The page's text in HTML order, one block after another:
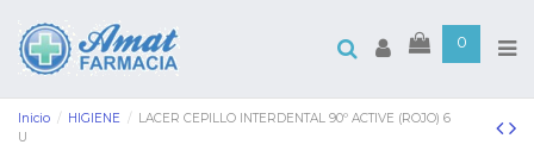
0
Inicio HIGIENE
LACER CEPILLO INTERDENTAL 90º ACTIVE (ROJO) 6
U